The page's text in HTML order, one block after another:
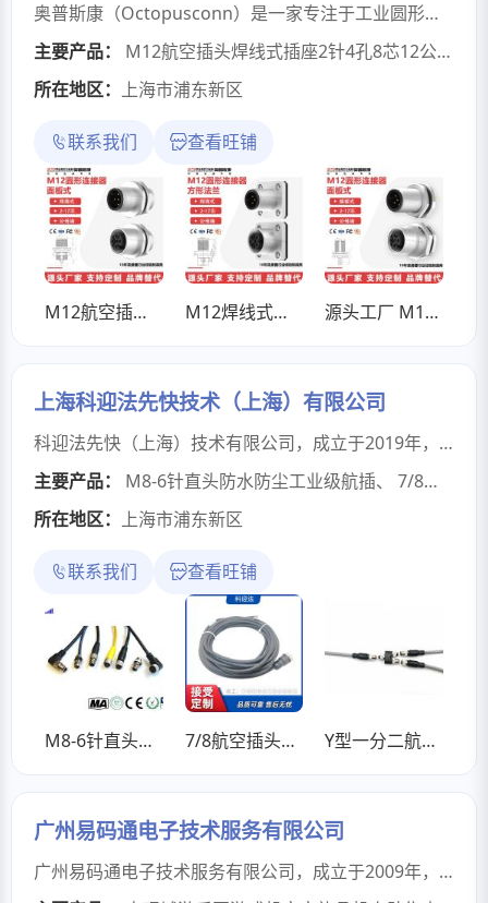
奥普斯康（Octopusconn）是一家专注于工业圆形连接器研发、生产与销售的高新技术企业，深耕工业自动化、智能制造、轨道交通、新能源等核心领域，以 “精准连接，稳定可靠” 为品牌核心，为全球客户提供高性能、定制化的连接解决方案。自创立以来，奥普斯康始终聚焦工业场景的严苛需求，依托专业的研发团队与先进的生产制造体系，打造涵盖M12、M16、M8 等全系列圆形连接器的产品矩阵，包括预铸插头、现场组装插头、插座、线束组件等多品类产品，广泛适配工业以太网、传感器 / 执行器连接、电力传输等多元应用场景。其中，奥普斯康的 M12 系列连接器，凭借 D 编码、A 编码等多规格防呆设计，以及高防护、抗振动、耐高低温的卓越性能，成为 PROFINET、EtherCAT 等工业以太网系统的优选配件；无壳预铸插头等定制化产品，更以灵活适配、成本优化的优势，满足设备集成商的个性化需求。
主要产品：
M12航空插头焊线式插座2针4孔8芯12公端母端安装板前板后连接器
所在地区： 上海市浦东新区
联系我们 查看旺铺
M12航空插头焊线式插座2针4孔8芯12公端母端安装板前板后连接器 M12焊线式插座2 3 4 5 6 8芯12公端母端安装板前板后连接器法兰 源头工厂 M12法兰座板前后PCB焊板2-17芯公母插座IP67防水连接器
上海科迎法先快技术（上海）有限公司
科迎法先快（上海）技术有限公司，成立于2019年，位于上海松江高科技工业园，是高新技术企业、专精特新企业，公司已通过ISO9001:2015质量管理体系认证，产品通过REACH、CE、ROHS、上海计量院、国家安标中心等检测，取得科技发明专利53项，拥有仪器仪表齐全的实验室，是一家集设计、研发、生产于一体的高科技制造型企业。公司主要研发的产品有：太阳（紫外）光模拟系统、工控总线模块、分线盒、汽车传感器、电缆组件、智能矿山电液系统组件等。
主要产品：
M8-6针直头防水防尘工业级航插、 7/8航空插头免焊接连接器防水防尘工业级
所在地区： 上海市浦东新区
联系我们 查看旺铺
M8-6针直头防水防尘工业级航插 7/8航空插头免焊接连接器防水防尘工业级 Y型一分二航空插头M12三通防水连接器T型分线器
广州易码通电子技术服务有限公司
广州易码通电子技术服务有限公司，成立于2009年，是国内首家研发生产网络版移动支付投币设备的企业。通过互联网与传统产业进行联合和深入融合的方式进行，帮助传统产业的互联网化完成产业升级，改变消费结构，增加盈利方式，提升收益。公司技术开发团队实力雄厚，研发的易码通第三方服务平台在市场上具有极高的口啤及影响力，是移动支付投币领域的引领者。全方位的运营平台、线上与线下互相结合的互联网营销方式。经过创新与实践，公司建立了全套硬件交互系统、商户后台系统，库存ERP系统、会员运营系统、营销工具系统、智能报表系统等专业适配系统，具有成熟稳定、个性配置、弹性扩展等特性。广州易码通电子技术服务有限公司，主要生产易码通云扫码支付卡头电玩城管理系统，易码通无线物联扫码云支付盒子，支付卡头等物联电子设备，易码通盒子兼容各类电子计费产品适合所有物联设备，支持脉冲形式，串口形式，适合所有礼品机，兑币机，充电桩，自助咖啡机，自助投币器无缝对接，支持融合多方支付一码通所有手机管理，操作方便，可用于二次开发。为企业客户定制自已的公众号，接入易码通无线物联设备，让客户都在你的手中。简单易用的界面、出色的功能和安全性，令其成为易码通移动支付投币器的强大基础。后台集成设备管理、收益查询、订单查询、远程上分、收益提现等多种功能，在日常生活中用起来让你得心应手。这种软硬件协调设计，还可让你的数据在各个端口上同步保持更新。装上易码通无线支付盒子，客人只需手机扫一扫就能玩遍全场高设备后台一目了然账目以及收入。